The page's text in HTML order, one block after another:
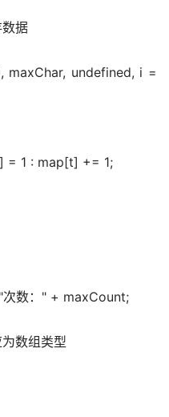
据
undefined, i =
= 1 : map[t] += 1;
数：" + maxCount;
数组类型